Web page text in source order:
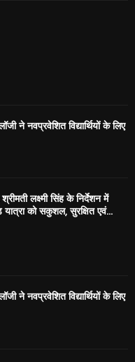
ने नवप्रवेशित विद्यार्थियों के लिए
लक्ष्मी सिंह के निर्देशन में
को सकुशल, सुरक्षित एवं...
ने नवप्रवेशित विद्यार्थियों के लिए